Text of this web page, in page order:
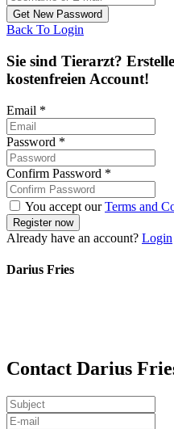
Back To Login
Sie sind Tierarzt?
kostenfreien Account!
Email *
Password *
Confirm Password *
You accept ourTerms and
Already have an account? Login
Darius Fries
Contact Darius